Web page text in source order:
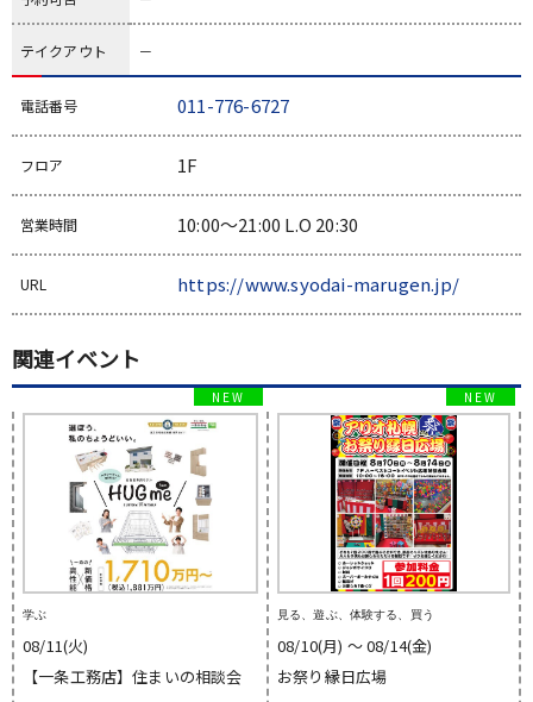
テイクアウト －
電話番号 011-776-6727
フロア 1F
営業時間 10:00～21:00 L.O 20:30
URL https://www.syodai-marugen.jp/
関連イベント
学ぶ
08/11(火)
【一条工務店】住まいの相談会
見る、遊ぶ、体験する、買う
08/10(月) 〜 08/14(金)
お祭り縁日広場